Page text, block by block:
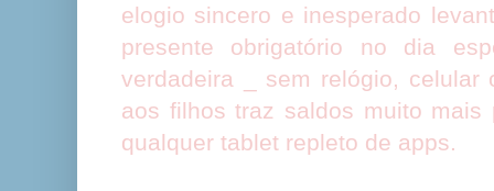
elogio sincero e inesperado
presente obrigatório no dia
verdadeira _ sem relógio, celular
aos filhos traz saldos muito
qualquer tablet repleto de apps.